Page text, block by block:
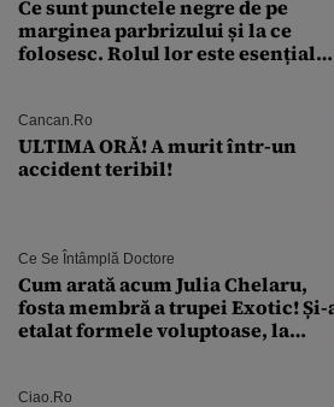
Ce sunt punctele negre de pe
marginea parbrizului și la ce
folosesc. Rolul lor este esențial
Cancan.ro
ULTIMA ORĂ! A murit într-un
accident teribil!
Ce Se Întâmplă Doctore
Cum arată acum Julia Chelaru,
fosta membră a trupei Exotic! Și-a
etalat formele voluptoase, la
Ciao.ro